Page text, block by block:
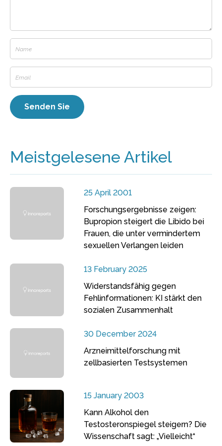
Meistgelesene Artikel
25 April 2001
Forschungsergebnisse zeigen:
Bupropion steigert die Libido bei
Frauen, die unter vermindertem
sexuellen Verlangen leiden
13 February 2025
Widerstandsfähig gegen
Fehlinformationen: KI stärkt den
sozialen Zusammenhalt
30 December 2024
Arzneimittelforschung mit
zellbasierten Testsystemen
15 January 2003
Kann Alkohol den
Testosteronspiegel steigern? Die
Wissenschaft sagt: „Vielleicht“